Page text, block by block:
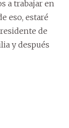
a trabajar en
eso, estaré
de
y después